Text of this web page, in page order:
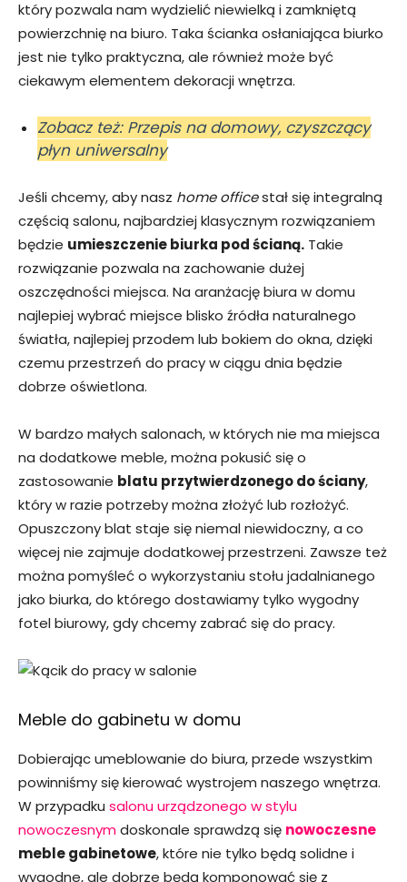
który pozwala nam wydzielić niewielką i zamkniętą
powierzchnię na biuro. Taka ścianka osłaniająca biurko
jest nie tylko praktyczna, ale również może być
ciekawym elementem dekoracji wnętrza.
Zobacz też: Przepis na domowy, czyszczący
płyn uniwersalny
Jeśli chcemy, aby nasz home officestał się integralną
częścią salonu, najbardziej klasycznym rozwiązaniem
będzie umieszczenie biurka pod ścianą. Takie
rozwiązanie pozwala na zachowanie dużej
oszczędności miejsca. Na aranżację biura w domu
najlepiej wybrać miejsce blisko źródła naturalnego
światła, najlepiej przodem lub bokiem do okna, dzięki
czemu przestrzeń do pracy w ciągu dnia będzie
dobrze oświetlona.
W bardzo małych salonach, w których nie ma miejsca
na dodatkowe meble, można pokusić się o
zastosowanie blatu przytwierdzonego do ściany,
który w razie potrzeby można złożyć lub rozłożyć.
Opuszczony blat staje się niemal niewidoczny, a co
więcej nie zajmuje dodatkowej przestrzeni. Zawsze też
można pomyśleć o wykorzystaniu stołu jadalnianego
jako biurka, do którego dostawiamy tylko wygodny
fotel biurowy, gdy chcemy zabrać się do pracy.
Meble do gabinetu w domu
Dobierając umeblowanie do biura, przede wszystkim
powinniśmy się kierować wystrojem naszego wnętrza.
W przypadku salonu urządzonego w stylu
nowoczesnymdoskonale sprawdzą się nowoczesne
meble gabinetowe, które nie tylko będą solidne i
wygodne, ale dobrze będą komponować się z